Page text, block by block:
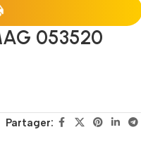
053520
Partager: